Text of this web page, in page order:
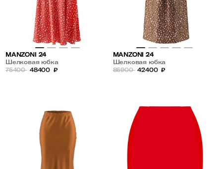
MANZONI 24
Шелковая юбка
75400 48400 ₽
MANZONI 24
Шелковая юбка
85900 42400 ₽